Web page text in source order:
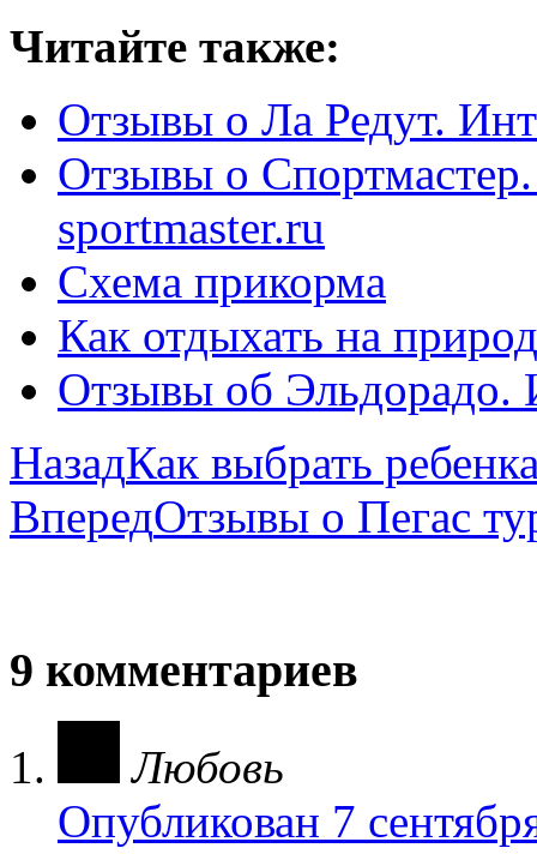
Читайте также:
Отзывы о Ла Редут.
Отзывы о
sportmaster.ru
Схема прикорма
Как отдыхать на
Отзывы об Эльдорадо.
НазадКак выбрать
ВпередОтзывы о Пегас
9 комментариев
Любовь
Опубликован 7